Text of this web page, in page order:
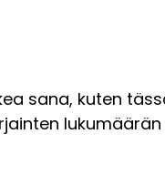
sana, kuten